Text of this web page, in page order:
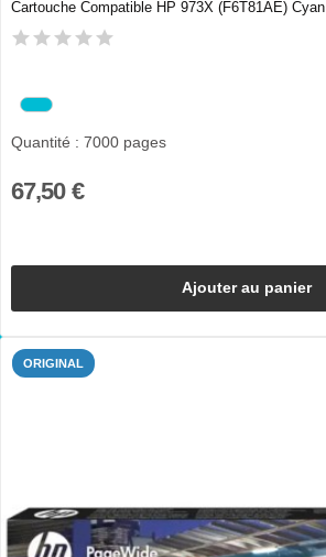
Cartouche Compatible HP 973X (F6T81AE) Cyan
Quantité : 7000 pages
67,50 €
Ajouter au panier
ORIGINAL